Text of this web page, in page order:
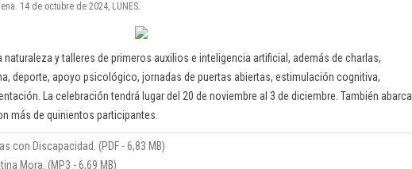
14 de octubre de 2024, LUNES.
naturaleza y talleres de primeros auxilios e inteligencia artificial, además de charlas,
deporte, apoyo psicológico, jornadas de puertas abiertas, estimulación cognitiva,
La celebración tendrá lugar del 20 de noviembre al 3 de diciembre. También abarca
más de quinientos participantes.
con Discapacidad. (PDF - 6,83 MB)
Mora. (MP3 - 6,69 MB)